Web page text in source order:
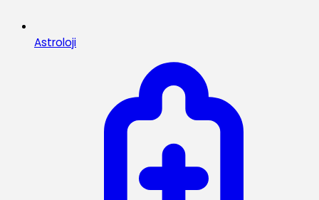
Astroloji